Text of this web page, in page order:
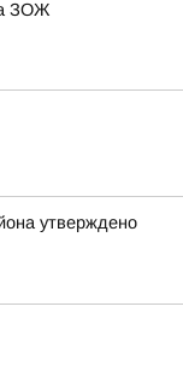
ЗОЖ
утверждено